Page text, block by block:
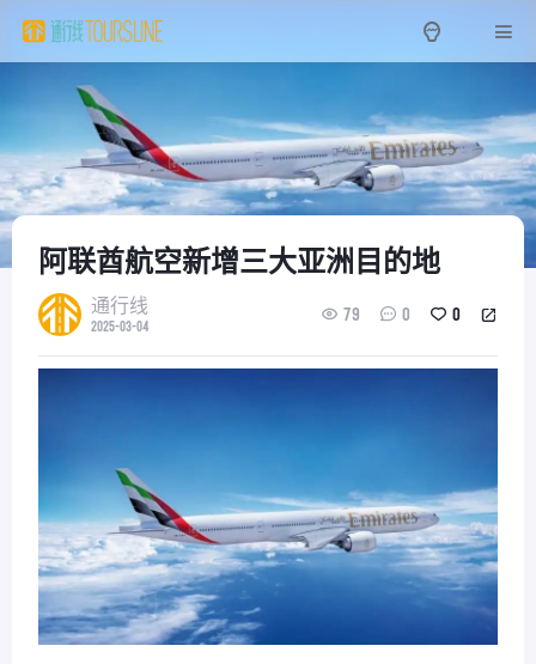
阿联酋航空新增三大亚洲目的地
通行线
2025-03-04
79 0 0